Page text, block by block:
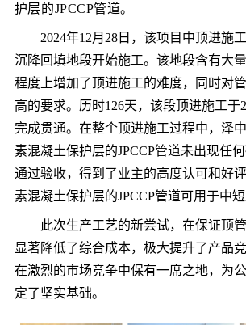
护层的JPCCP管道。
2024年12月 28日，该项目中顶进施
沉降回填地段开始施工。该地段含有大
程度上增加了顶进施工的难度，同时对
高的要求。 历时126天，该段顶进施工于
完成贯通。在整个顶进施工过程中，泽
素混凝土保护层的JPCCP管道未出现任何
通过验收，得到了业主的高度认可和好评
素混凝土保护层的JPCCP管道可用于中
此次生产工艺的新尝试，在保证顶管
显著降低了综合成本，极大提升了产品
在激烈的市场竞争中保有一席之地，为
定了坚实基础。